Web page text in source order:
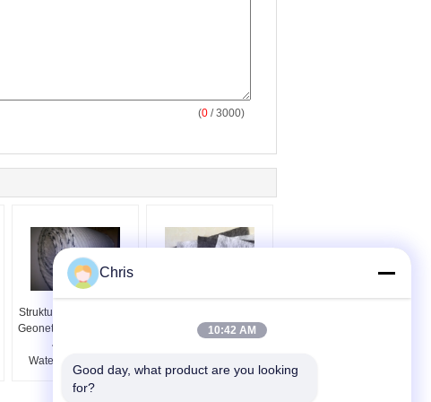
(0 / 3000)
Struktur Jaringan Hdpe
Geonet Komposit Lebar
4m Untuk
Waterproofing Atap
Geotextile Road Fabric
Chris
10:42 AM
Good day, what product are you looking
for?